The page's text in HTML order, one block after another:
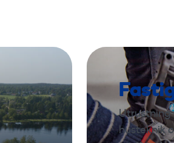
i
Utrustning
husteknik